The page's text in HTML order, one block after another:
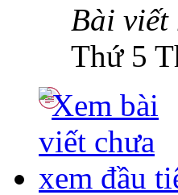
Bài viết
Thứ 5